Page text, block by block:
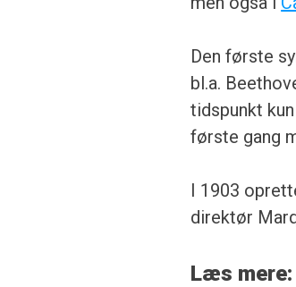
Den første
bl.a.
tidspunkt
første gang
I 1903
direktør
Læs mere: